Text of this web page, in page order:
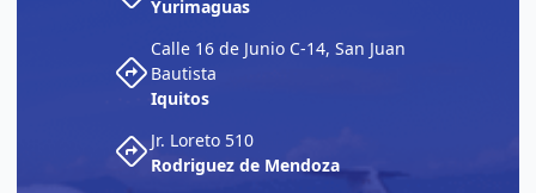
Yurimaguas
Calle 16 de Junio C-14, San Juan
Bautista
Iquitos
Jr. Loreto 510
Rodriguez de Mendoza